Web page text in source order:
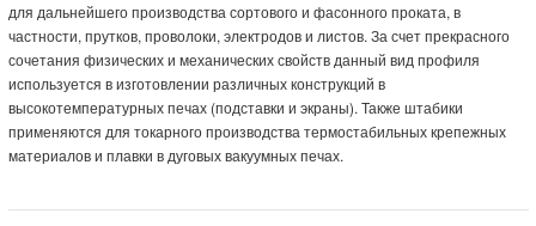
для дальнейшего производства сортового и фасонного проката, в
частности, прутков, проволоки, электродов и листов. За счет прекрасного
сочетания физических и механических свойств данный вид профиля
используется в изготовлении различных конструкций в
высокотемпературных печах (подставки и экраны). Также штабики
применяются для токарного производства термостабильных крепежных
материалов и плавки в дуговых вакуумных печах.